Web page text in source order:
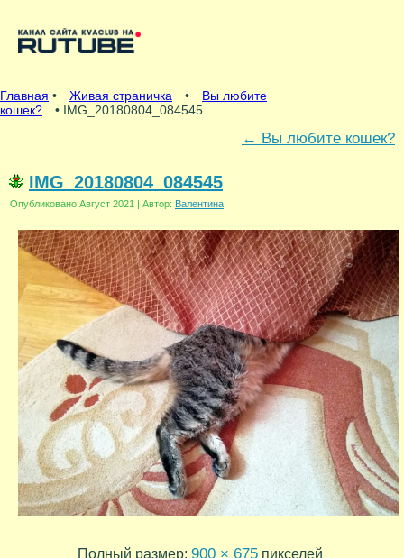
Главная • Живая страничка •
Вы любите
кошек?
• IMG_20180804_084545
← Вы любите кошек?
IMG_20180804_084545
Опубликовано Август 2021 | Автор: Валентина
Полный размер: 900 × 675пикселей